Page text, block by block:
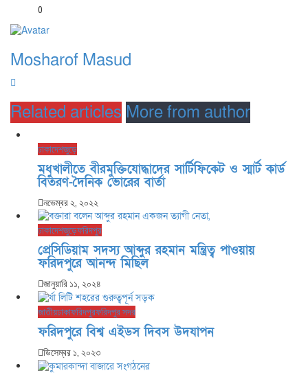
0
Mosharof Masud
Related articles More from author
ঢাকাদেশজুড়ে
মধুখালীতে বীরমুক্তিযোদ্ধাদের সার্টিফিকেট ও স্মার্ট কার্ড
বিতরণ-দৈনিক ভোরের বার্তা
নভেম্বর ২, ২০২২
ঢাকাদেশজুড়েফরিদপুর
প্রেসিডিয়াম সদস্য আব্দুর রহমান মন্ত্রিত্ব পাওয়ায়
ফরিদপুরে আনন্দ মিছিল
জানুয়ারি ১১, ২০২৪
জাতীয়ঢাকাফরিদপুরফরিদপুর সদর
ফরিদপুরে বিশ্ব এইডস দিবস উদযাপন
ডিসেম্বর ১, ২০২৩